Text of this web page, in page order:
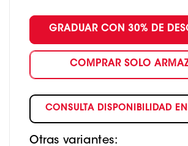
GRADUAR CON 30% DE
COMPRAR SOLO
CONSULTA DISPONIBILIDAD
Otras variantes: